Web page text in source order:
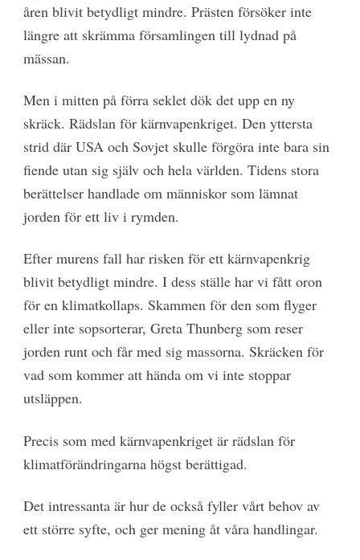
åren blivit betydligt mindre. Prästen försöker inte
längre att skrämma församlingen till lydnad på
mässan.
Men i mitten på förra seklet dök det upp en ny
skräck. Rädslan för kärnvapenkriget. Den yttersta
strid där USA och Sovjet skulle förgöra inte bara sin
fiende utan sig själv och hela världen. Tidens stora
berättelser handlade om människor som lämnat
jorden för ett liv i rymden.
Efter murens fall har risken för ett kärnvapenkrig
blivit betydligt mindre. I dess ställe har vi fått oron
för en klimatkollaps. Skammen för den som flyger
eller inte sopsorterar, Greta Thunberg som reser
jorden runt och får med sig massorna. Skräcken för
vad som kommer att hända om vi inte stoppar
utsläppen.
Precis som med kärnvapenkriget är rädslan för
klimatförändringarna högst berättigad.
Det intressanta är hur de också fyller vårt behov av
ett större syfte, och ger mening åt våra handlingar.